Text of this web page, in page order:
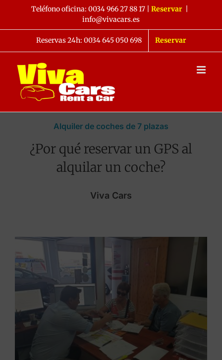
contenido
Teléfono oficina: 0034 966 27 88 17| Reservar
info@vivacars.es
Reservas 24h: 0034 645 050 698 Reservar
Alquiler de coches de 7 plazas
¿Por qué reservar un GPS al
alquilar un coche?
Viva Cars